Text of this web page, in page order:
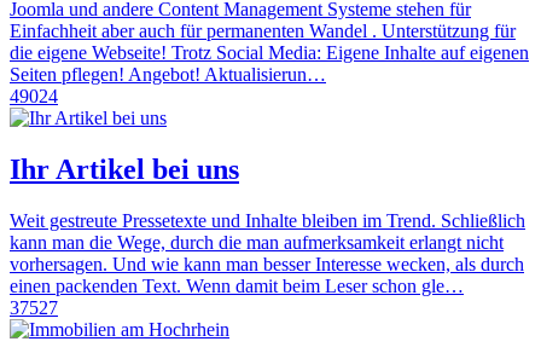
Joomla und andere Content Management Systeme stehen für
Einfachheit aber auch für permanenten Wandel . Unterstützung für
die eigene Webseite! Trotz Social Media: Eigene Inhalte auf eigenen
Seiten pflegen! Angebot! Aktualisierun…
49024
Ihr Artikel bei uns
Weit gestreute Pressetexte und Inhalte bleiben im Trend. Schließlich
kann man die Wege, durch die man aufmerksamkeit erlangt nicht
vorhersagen. Und wie kann man besser Interesse wecken, als durch
einen packenden Text. Wenn damit beim Leser schon gle…
37527